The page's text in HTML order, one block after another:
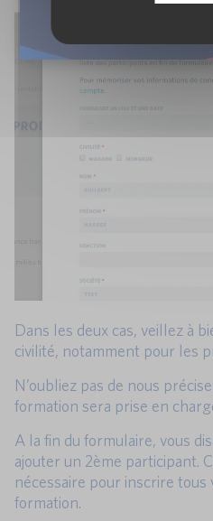
Dans les deux cas, veillez à
civilité, notamment pour les
N’oubliez pas de nous
formation sera prise en
A la fin du formulaire, vous
ajouter un 2ème participant.
nécessaire pour inscrire tous
formation.